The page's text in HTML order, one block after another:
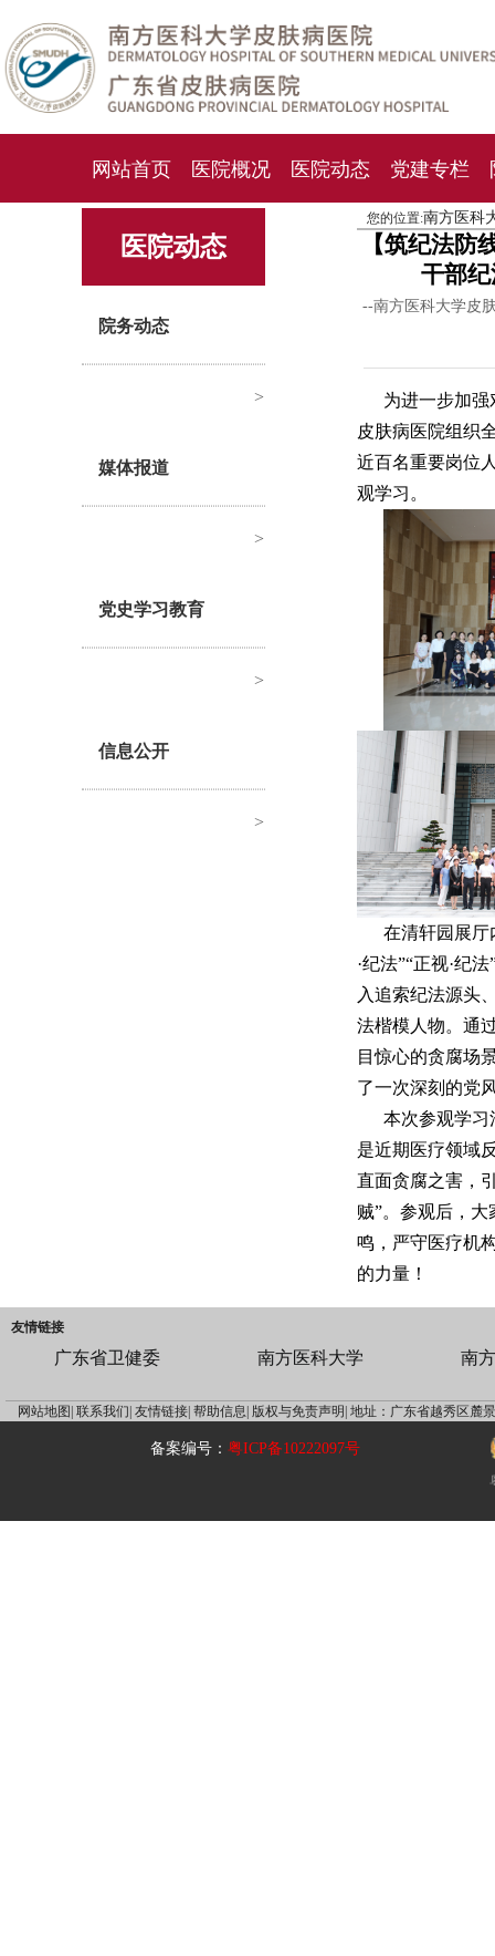
网站首页 医院概况 医院动态 党建专栏
化妆品检测中心 就诊指南 人才
医院动态
院务动态
>
媒体报道
>
党史学习教育
>
信息公开
>
您的位置:南方医科
【筑纪法
干部
--南方医科大学皮
为进一步加
皮肤病医院组织
近百名重要岗位
观学习。
在清轩园展厅
·纪法”“正视·纪
入追索纪法源头
法楷模人物。通
目惊心的贪腐场
了一次深刻的党
本次参观学习
是近期医疗领域
直面贪腐之害，
贼”。参观后，
鸣，严守医疗机
的力量！
友情链接
广东省卫健委 南方医科大学 南
网站地图| 联系我们| 友情链接| 帮助信息| 版权与免责声明| 地址：广东省越秀区麓
备案编号：粤ICP备10222097号